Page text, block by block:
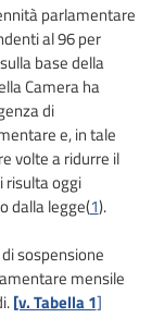
parlamentare
al 96 per
base della
Camera ha
di
e, in tale
volte a ridurre il
oggi
dalla legge(1).
sospensione
mensile
[v. Tabella 1]